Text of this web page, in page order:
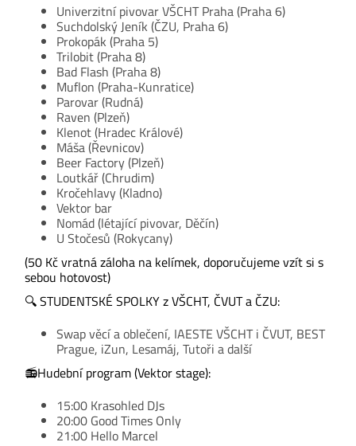
Univerzitní pivovar VŠCHT Praha (Praha 6)
Suchdolský Jeník (ČZU, Praha 6)
Prokopák (Praha 5)
Trilobit (Praha 8)
Bad Flash (Praha 8)
Muflon (Praha-Kunratice)
Parovar (Rudná)
Raven (Plzeň)
Klenot (Hradec Králové)
Máša (Řevnicov)
Beer Factory (Plzeň)
Loutkář (Chrudim)
Kročehlavy (Kladno)
Vektor bar
Nomád (létající pivovar, Děčín)
U Stočesů (Rokycany)
(50 Kč vratná záloha na kelímek, doporučujeme vzít si s
sebou hotovost)
🔍 STUDENTSKÉ SPOLKY z VŠCHT, ČVUT a ČZU:
Swap věcí a oblečení, IAESTE VŠCHT i ČVUT, BEST
Prague, iZun, Lesamáj, Tutoři a další
📻Hudební program (Vektor stage):
15:00 Krasohled DJs
20:00 Good Times Only
21:00 Hello Marcel